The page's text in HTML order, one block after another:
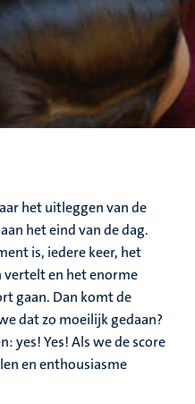
het uitleggen van de
het eind van de dag.
is, iedere keer, het
vertelt en het enorme
gaan. Dan komt de
dat zo moeilijk gedaan?
yes! Yes! Als we de score
en enthousiasme